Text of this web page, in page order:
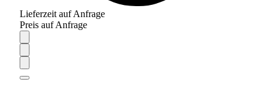
Lieferzeit auf Anfrage
Preis auf Anfrage